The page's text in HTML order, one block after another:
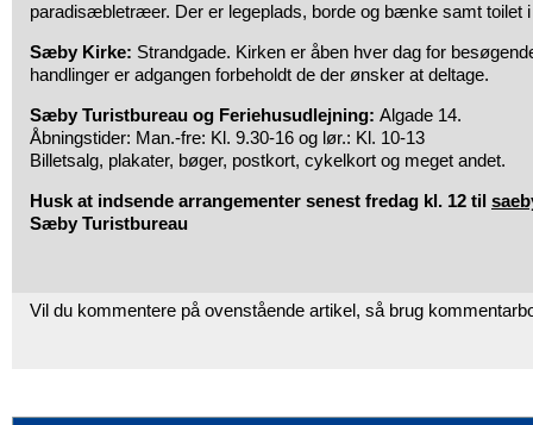
paradisæbletræer. Der er legeplads, borde og bænke samt toilet
Sæby Kirke: Strandgade. Kirken er åben hver dag for
handlinger er adgangen forbeholdt de der ønsker at deltage.
Sæby Turistbureau og Feriehusudlejning: Algade 14.
Åbningstider: Man.-fre: Kl. 9.30-16 og lør.: Kl. 10-13
Billetsalg, plakater, bøger, postkort, cykelkort og meget andet.
Husk at indsende arrangementer senest fredag kl. 12 til
Sæby Turistbureau
Vil du kommentere på ovenstående artikel, så brug